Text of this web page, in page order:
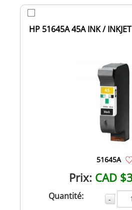
HP 51645A 45A INK /
51645A
Prix: CAD
Quantité: -